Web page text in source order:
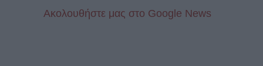
Aκολουθήστε μας στo Google News